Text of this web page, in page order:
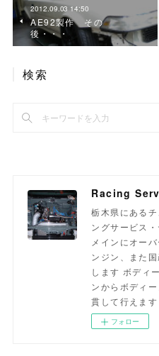
2012.09.03 14:50
AE92製作 その
後・・・
検索
栃木県にある
ングサービス
メインにオー
ンジン、また
します ボディ
ンからボディ
貫して行えます
フォロー